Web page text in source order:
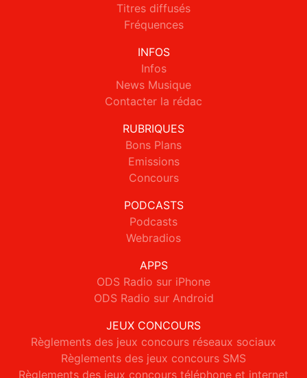
Titres diffusés
Fréquences
INFOS
Infos
News Musique
Contacter la rédac
RUBRIQUES
Bons Plans
Emissions
Concours
PODCASTS
Podcasts
Webradios
APPS
ODS Radio sur iPhone
ODS Radio sur Android
JEUX CONCOURS
Règlements des jeux concours réseaux sociaux
Règlements des jeux concours SMS
Règlements des jeux concours téléphone et internet